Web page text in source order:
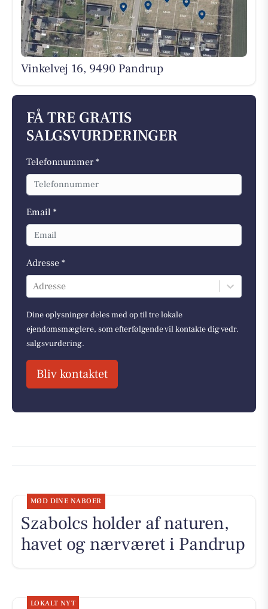
Vinkelvej 16, 9490 Pandrup
FÅ TRE GRATIS
SALGSVURDERINGER
Telefonnummer *
Email *
Adresse *
Adresse
Dine oplysninger deles med op til tre lokale
ejendomsmæglere, som efterfølgende vil kontakte dig vedr.
salgsvurdering.
Bliv kontaktet
MØD DINE NABOER
Szabolcs holder af naturen,
havet og nærværet i Pandrup
LOKALT NYT